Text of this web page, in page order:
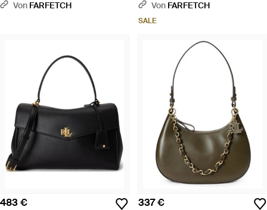
Schultertasche - Weiß
Von FARFETCH - Blau
Von FARFETCH
SALE
483 € 337 €